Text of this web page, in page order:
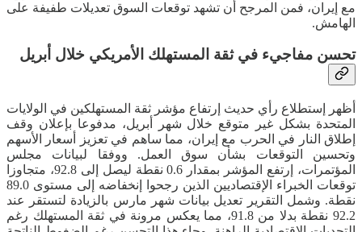
مع إيران، فمن المرجح أن تشهد توقعات السوق تعديلات طفيفة على
الهامش.
تحسن مفاجيء في ثقة المستهلك الأمريكي خلال أبريل
أظهر إستطلاع رأي حديث إرتفاع مؤشر ثقة المستهلكين في الولايات
المتحدة بشكل غير متوقع خلال شهر أبريل، مدفوعا بإعلان وقف
إطلاق النار في الحرب مع إيران، مما ساهم في تعزيز أسعار الأسهم
وتحسين التوقعات بشأن سوق العمل. ووفقا لبيانات مجلس
المؤتمرات، إرتفع المؤشر بمقدار 0.6 نقطة ليصل إلى 92.8، متجاوزا
توقعات الخبراء الإقتصاديين الذين رجحوا إنخفاضه إلى مستوى 89.0
نقطة. وشمل التقرير تعديل بيانات شهر مارس بالزيادة لتستقر عند
92.2 نقطة بدلا من 91.8، مما يعكس مرونة في ثقة المستهلك رغم